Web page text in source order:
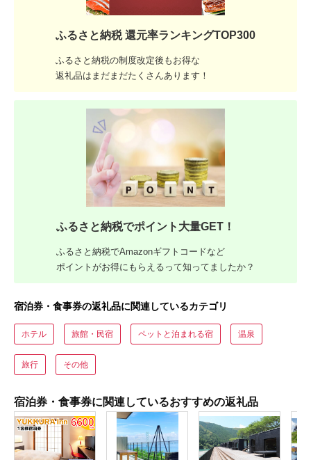
ふるさと納税 還元率ランキングTOP300
ふるさと納税の制度改定後もお得な
返礼品はまだまだたくさんあります！
ふるさと納税でポイント大量GET！
ふるさと納税でAmazonギフトコードなど
ポイントがお得にもらえるって知ってましたか？
宿泊券・食事券の返礼品に関連しているカテゴリ
ホテル 旅館・民宿 ペットと泊まれる宿 温泉
旅行 その他
宿泊券・食事券に関連しているおすすめの返礼品